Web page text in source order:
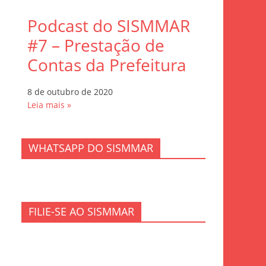
Podcast do SISMMAR
#7 – Prestação de
Contas da Prefeitura
8 de outubro de 2020
Leia mais »
WHATSAPP DO SISMMAR
FILIE-SE AO SISMMAR